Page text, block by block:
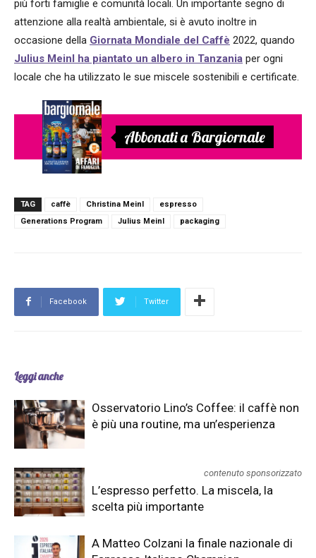
più forti famiglie e comunità locali. Un importante segno di
attenzione alla realtà ambientale, si è avuto inoltre in
occasione della Giornata Mondiale del Caffè 2022, quando
Julius Meinl ha piantato un albero in Tanzania per ogni
locale che ha utilizzato le sue miscele sostenibili e certificate.
Abbonati a Bargiornale
TAG caffè Christina Meinl
espresso
Generations Program
Julius Meinl packaging
Facebook Twitter
Leggi anche
Osservatorio Lino’s Coffee: il caffè non
è più una routine, ma un’esperienza
contenuto sponsorizzato
L’espresso perfetto. La miscela, la
scelta più importante
A Matteo Colzani la finale nazionale di